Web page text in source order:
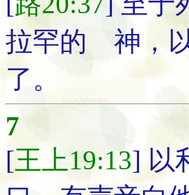
拉罕的 神，
了。
7
[王上19:13] 以